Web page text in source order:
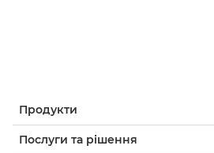
Продукти
Послуги та рішення